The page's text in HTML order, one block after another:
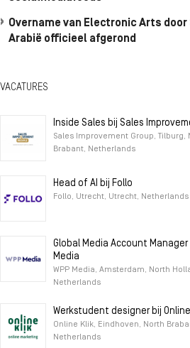
Overname van Electronic Arts door
Arabië officieel afgerond
VACATURES
Inside Sales bij Sales
Sales Improvement Group, Tilburg,
Brabant, Netherlands
Head of AI bij Follo
Follo, Utrecht, Utrecht, Netherlands
Global Media Account Manager
Media
WPP Media, Amsterdam, North
Netherlands
Werkstudent designer bij
Online Klik, Eindhoven, North
Netherlands